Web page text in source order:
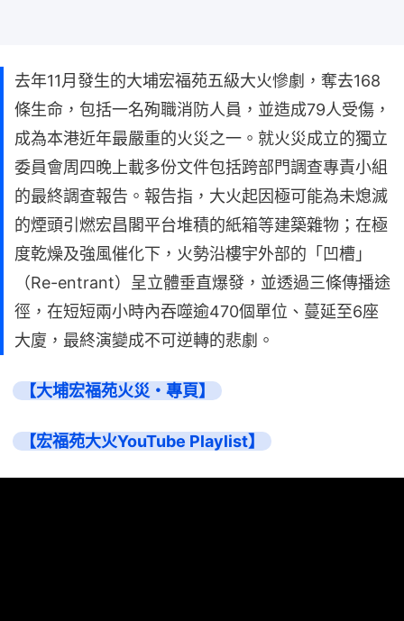
去年11月發生的大埔宏福苑五級大火慘劇，奪去168
條生命，包括一名殉職消防人員，並造成79人受傷，
成為本港近年最嚴重的火災之一。就火災成立的獨立
委員會周四晚上載多份文件包括跨部門調查專責小組
的最終調查報告。報告指，大火起因極可能為未熄滅
的煙頭引燃宏昌閣平台堆積的紙箱等建築雜物；在極
度乾燥及強風催化下，火勢沿樓宇外部的「凹槽」
（Re-entrant）呈立體垂直爆發，並透過三條傳播途
徑，在短短兩小時內吞噬逾470個單位、蔓延至6座
大廈，最終演變成不可逆轉的悲劇。
【大埔宏福苑火災・專頁】
【宏福苑大火YouTube Playlist】